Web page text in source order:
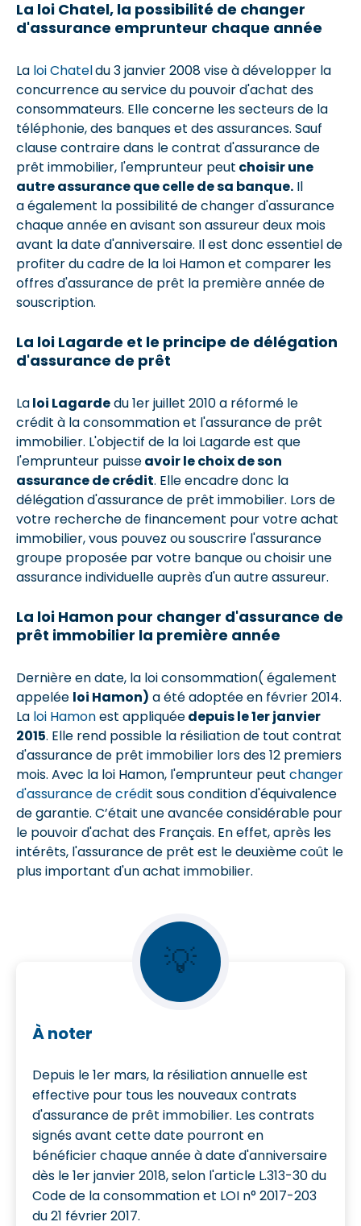
La loi Chatel, la possibilité de changer
d'assurance emprunteur chaque année
La loi Chateldu 3 janvier 2008 vise à développer la
concurrence au service du pouvoir d'achat des
consommateurs. Elle concerne les secteurs de la
téléphonie, des banques et des assurances. Sauf
clause contraire dans le contrat d'assurance de
prêt immobilier, l'emprunteur peut choisir une
autre assurance que celle de sa banque. Il
a également la possibilité de changer d'assurance
chaque année en avisant son assureur deux mois
avant la date d'anniversaire. Il est donc essentiel de
profiter du cadre de la loi Hamon et comparer les
offres d'assurance de prêt la première année de
souscription.
La loi Lagarde et le principe de délégation
d'assurance de prêt
Laloi Lagardedu 1er juillet 2010 a réformé le
crédit à la consommation et l'assurance de prêt
immobilier. L'objectif de la loi Lagarde est que
l'emprunteur puisseavoir le choix de son
assurance de crédit. Elle encadre donc la
délégation d'assurance de prêt immobilier. Lors de
votre recherche de financement pour votre achat
immobilier, vous pouvez ou souscrire l'assurance
groupe proposée par votre banque ou choisir une
assurance individuelle auprès d'un autre assureur.
La loi Hamon pour changer d'assurance de
prêt immobilier la première année
Dernière en date, la loi consommation( également
appelée loi Hamon) a été adoptée en février 2014.
La loi Hamonest appliquéedepuis le 1er janvier
2015. Elle rend possible la résiliation de tout contrat
d'assurance de prêt immobilier lors des 12 premiers
mois. Avec la loi Hamon, l'emprunteur peut changer
d'assurance de crédit sous condition d'équivalence
de garantie. C’était une avancée considérable pour
le pouvoir d'achat des Français. En effet, après les
intérêts, l'assurance de prêt est le deuxième coût le
plus important d'un achat immobilier.
💡
À noter
Depuis le 1er mars, la résiliation annuelle est
effective pour tous les nouveaux contrats
d'assurance de prêt immobilier. Les contrats
signés avant cette date pourront en
bénéficier chaque année à date d'anniversaire
dès le 1er janvier 2018, selon l'article L.313-30 du
Code de la consommation et LOI n° 2017-203
du 21 février 2017.